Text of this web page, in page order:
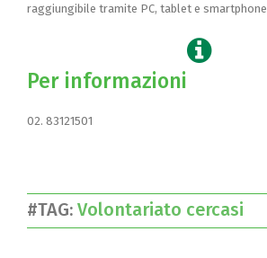
raggiungibile tramite PC, tablet e smartphone
Per informazioni
02. 83121501
#TAG: Volontariato cercasi